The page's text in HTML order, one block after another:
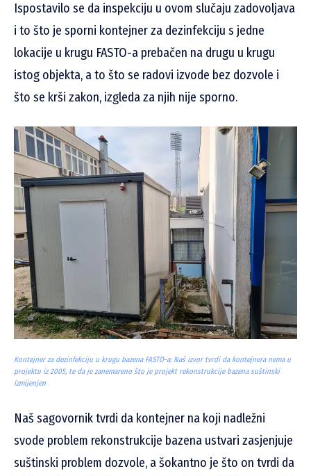
Ispostavilo se da inspekciju u ovom slučaju zadovoljava
i to što je sporni kontejner za dezinfekciju s jedne
lokacije u krugu FASTO-a prebačen na drugu u krugu
istog objekta, a to što se radovi izvode bez dozvole i
što se krši zakon, izgleda za njih nije sporno.
Kontejner za dezinfekciju u krugu bazena FASTO-a: Naš izvor tvrdi da kontejnera nema u
projektu iz 2005, te da je zanemareno što je projekt rekonstrukcije bazena suštinski
izmijenjen
Naš sagovornik tvrdi da kontejner na koji nadležni
svode problem rekonstrukcije bazena ustvari zasjenjuje
suštinski problem dozvole, a šokantno je što on tvrdi da